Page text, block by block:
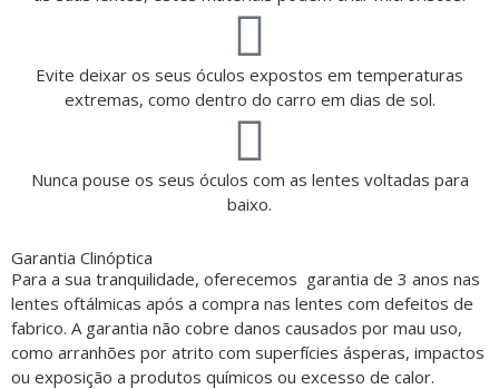
Evite deixar os seus óculos expostos em temperaturas
extremas, como dentro do carro em dias de sol.
Nunca pouse os seus óculos com as lentes voltadas para
baixo.
Garantia Clinóptica
Para a sua tranquilidade, oferecemos garantia de 3 anos nas
lentes oftálmicas após a compra nas lentes com defeitos de
fabrico. A garantia não cobre danos causados por mau uso,
como arranhões por atrito com superfícies ásperas, impactos
ou exposição a produtos químicos ou excesso de calor.